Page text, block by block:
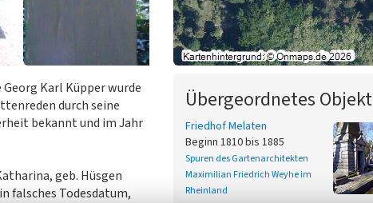
Karl Küpper wurde
durch seine
bekannt und im Jahr
geb. Hüsgen
falsches Todesdatum,
Übergeordnetes Objekt
Friedhof Melaten
Beginn 1810 bis 1885
Spuren des Gartenarchitekten
Maximilian Friedrich Weyhe im
Rheinland